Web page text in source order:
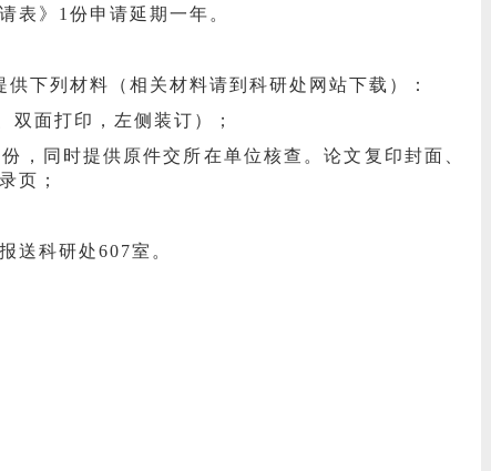
表》1份申请延期一年。
下列材料（相关材料请到科研处网站下载）：
面打印，左侧装订）；
，同时提供原件交所在单位核查。论文复印封面、
页；
送科研处607室。